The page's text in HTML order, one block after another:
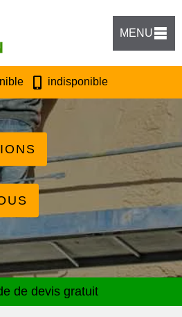
MENU
indisponible
de devis gratuit